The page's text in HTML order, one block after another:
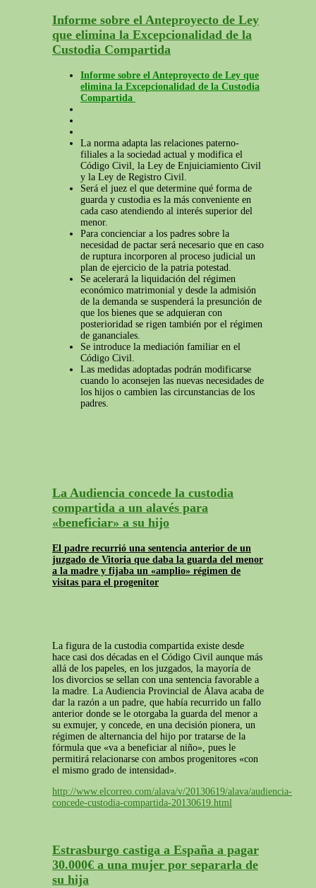
Informe sobre el Anteproyecto de Ley
que elimina la Excepcionalidad de la
Custodia Compartida
Informe sobre el Anteproyecto de Ley que
elimina la Excepcionalidad de la Custodia
Compartida
La norma adapta las relaciones paterno-
filiales a la sociedad actual y modifica el
Código Civil, la Ley de Enjuiciamiento Civil
y la Ley de Registro Civil.
Será el juez el que determine qué forma de
guarda y custodia es la más conveniente en
cada caso atendiendo al interés superior del
menor.
Para concienciar a los padres sobre la
necesidad de pactar será necesario que en caso
de ruptura incorporen al proceso judicial un
plan de ejercicio de la patria potestad.
Se acelerará la liquidación del régimen
económico matrimonial y desde la admisión
de la demanda se suspenderá la presunción de
que los bienes que se adquieran con
posterioridad se rigen también por el régimen
de gananciales.
Se introduce la mediación familiar en el
Código Civil.
Las medidas adoptadas podrán modificarse
cuando lo aconsejen las nuevas necesidades de
los hijos o cambien las circunstancias de los
padres.
La Audiencia concede la custodia
compartida a un alavés para
«beneficiar» a su hijo
El padre recurrió una sentencia anterior de un
juzgado de Vitoria que daba la guarda del menor
a la madre y fijaba un «amplio» régimen de
visitas para el progenitor
La figura de la custodia compartida existe desde
hace casi dos décadas en el Código Civil aunque más
allá de los papeles, en los juzgados, la mayoría de
los divorcios se sellan con una sentencia favorable a
la madre. La Audiencia Provincial de Álava acaba de
dar la razón a un padre, que había recurrido un fallo
anterior donde se le otorgaba la guarda del menor a
su exmujer, y concede, en una decisión pionera, un
régimen de alternancia del hijo por tratarse de la
fórmula que «va a beneficiar al niño», pues le
permitirá relacionarse con ambos progenitores «con
el mismo grado de intensidad».
http://www.elcorreo.com/alava/v/20130619/alava/audiencia-
concede-custodia-compartida-20130619.html
Estrasburgo castiga a España a pagar
30.000€ a una mujer por separarla de
su hija